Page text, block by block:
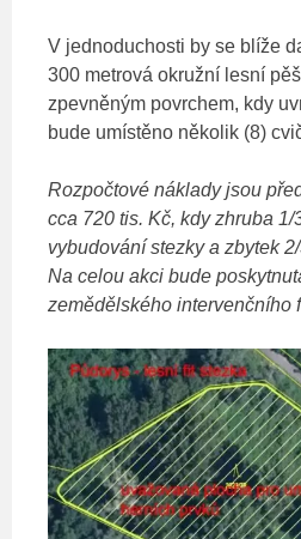
V jednoduchosti by se blíže
300 metrová okružní lesní
zpevněným povrchem, kdy
bude umístěno několik (8)
Rozpočtové náklady jsou
cca 720 tis. Kč, kdy zhruba 1/
vybudování stezky a zbytek
Na celou akci bude
zemědělského intervenčního